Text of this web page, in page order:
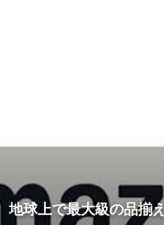
地球上で最大級の品揃え